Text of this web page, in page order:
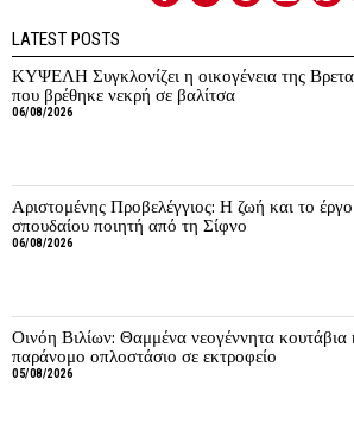
LATEST POSTS
ΚΥΨΕΛΗ Συγκλονίζει η οικογένεια της
που βρέθηκε νεκρή σε βαλίτσα
06/08/2026
Αριστομένης Προβελέγγιος: Η ζωή και το
σπουδαίου ποιητή από τη Σίφνο
06/08/2026
Οινόη Βιλίων: Θαμμένα νεογέννητα κουτάβια
παράνομο οπλοστάσιο σε εκτροφείο
05/08/2026